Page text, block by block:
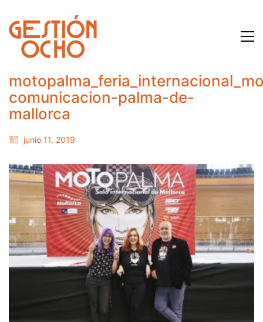
comunicacion-palma-de-
mallorca
junio 11, 2019